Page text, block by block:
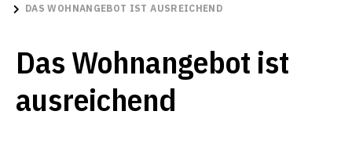
DAS WOHNANGEBOT IST AUSREICHEND
Das Wohnangebot ist
ausreichend